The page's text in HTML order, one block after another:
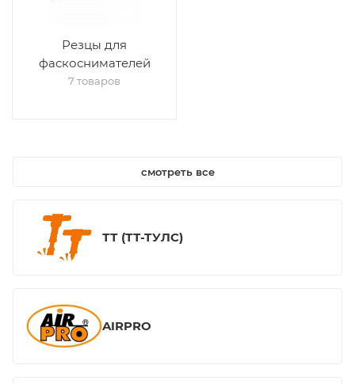
Резцы для
фаскоснимателей
7 товаров
смотреть все
ТТ (ТТ-ТУЛС)
AIRPRO